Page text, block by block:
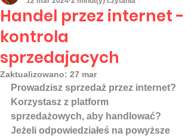
Handel przez internet -
kontrola
sprzedajacych
Zaktualizowano: 27 mar
Prowadzisz sprzedaż przez internet?
Korzystasz z platform
sprzedażowych, aby handlować?
Jeżeli odpowiedziałeś na powyższe